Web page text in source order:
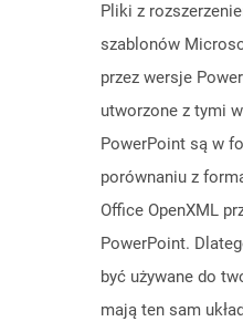
Pliki z
szablonów
przez wersje
utworzone z tymi
PowerPoint są w
porównaniu z
Office OpenXML
PowerPoint.
być używane do
mają ten sam